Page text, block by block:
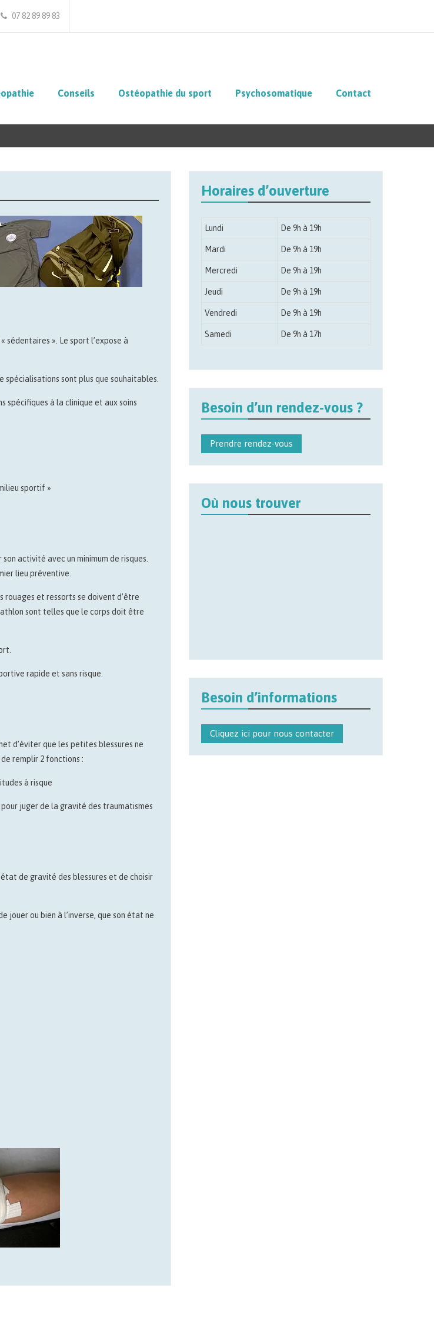
07 82 89 89 83
Conseils Ostéopathie du sport Psychosomatique Contact
sédentaires ». Le sport l’expose à
spécialisations sont plus que souhaitables.
spécifiques à la clinique et aux soins
sportif »
activité avec un minimum de risques.
lieu préventive.
rouages et ressorts se doivent d’être
sont telles que le corps doit être
rapide et sans risque.
d’éviter que les petites blessures ne
remplir 2 fonctions :
à risque
juger de la gravité des traumatismes
de gravité des blessures et de choisir
jouer ou bien à l’inverse, que son état ne
Horaires d’ouverture
Lundi De 9h à 19h
Mardi De 9h à 19h
Mercredi De 9h à 19h
Jeudi De 9h à 19h
Vendredi De 9h à 19h
Samedi De 9h à 17h
Besoin d’un rendez-vous ?
Où nous trouver
Besoin d’informations